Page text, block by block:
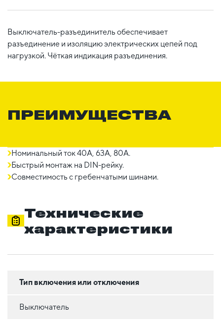
Выключатель-разъединитель обеспечивает
разъединение и изоляцию электрических цепей под
нагрузкой. Чёткая индикация разъединения.
ПРЕИМУЩЕСТВА
Номинальный ток 40А, 63А, 80A.
Быстрый монтаж на DIN-рейку.
Совместимость с гребенчатыми шинами.
Технические
характеристики
Тип включения или отключения
Выключатель